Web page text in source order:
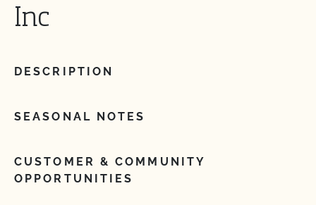
Inc
DESCRIPTION
SEASONAL NOTES
CUSTOMER & COMMUNITY
OPPORTUNITIES